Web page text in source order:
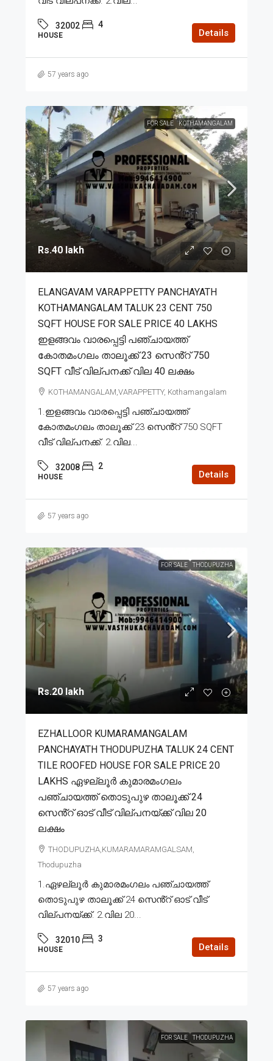
32002 4
HOUSE Details
57 years ago
FOR SALE KOTHAMANGALAM
Rs.40 lakh
ELANGAVAM VARAPPETTY PANCHAYATH
KOTHAMANGALAM TALUK 23 CENT 750
SQFT HOUSE FOR SALE PRICE 40 LAKHS
ഇളങ്ങവം വാരപ്പെട്ടി പഞ്ചായത്ത്
കോതമംഗലം താലൂക്ക് 23 സെൻ്റ് 750
SQFT വീട് വില്പനക്ക് വില 40 ലക്ഷം
KOTHAMANGALAM,VARAPPETTY, Kothamangalam
1.ഇളങ്ങവം വാരപ്പെട്ടി പഞ്ചായത്ത്
കോതമംഗലം താലൂക്ക് 23 സെൻ്റ് 750 SQFT
വീട് വില്പനക്ക്. 2.വില...
32008 2
HOUSE Details
57 years ago
FOR SALE THODUPUZHA
Rs.20 lakh
EZHALLOOR KUMARAMANGALAM
PANCHAYATH THODUPUZHA TALUK 24 CENT
TILE ROOFED HOUSE FOR SALE PRICE 20
LAKHS ഏഴല്ലൂർ കുമാരമംഗലം
പഞ്ചായത്ത് തൊടുപുഴ താലൂക്ക് 24
സെൻ്റ് ഓട് വീട് വില്പനയ്ക്ക് വില 20
ലക്ഷം
THODUPUZHA,KUMARAMARAMGALSAM,
Thodupuzha
1.ഏഴല്ലൂർ കുമാരമംഗലം പഞ്ചായത്ത്
തൊടുപുഴ താലൂക്ക് 24 സെൻ്റ് ഓട് വീട്
വില്പനയ്ക്ക്. 2.വില 20...
32010 3
HOUSE Details
57 years ago
FOR SALE THODUPUZHA